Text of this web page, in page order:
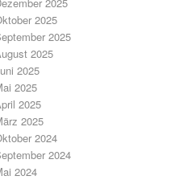
2025
2025
2025
2025
2025
2025
2025
2024
2024
2024